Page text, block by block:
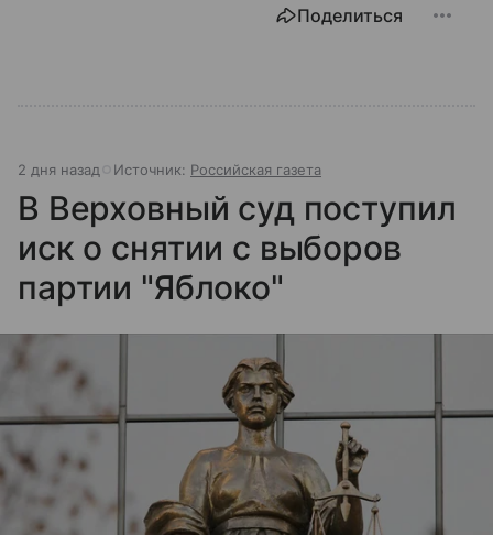
Поделиться
2 дня назад Источник: Российская газета
В Верховный суд поступил
иск о снятии с выборов
партии "Яблоко"